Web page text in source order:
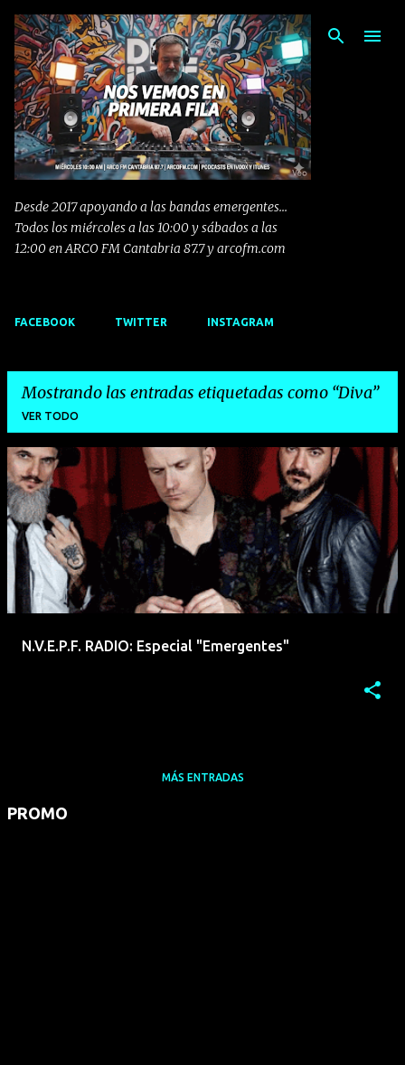
Ir al contenido principal
Desde 2017 apoyando a las bandas emergentes...
Todos los miércoles a las 10:00 y sábados a las
12:00 en ARCO FM Cantabria 87.7 y arcofm.com
FACEBOOK TWITTER INSTAGRAM
Mostrando las entradas etiquetadas como Diva
VER TODO
E
n
t
d
N.V.E.P.F. RADIO: Especial "Emergentes"
MÁS ENTRADAS
PROMO